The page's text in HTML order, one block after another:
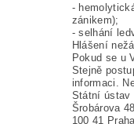
-
zánikem);
- selhání
Hlášení
Pokud se u
Stejně
informaci.
Státní ústav
Šrobárova 48
100 41